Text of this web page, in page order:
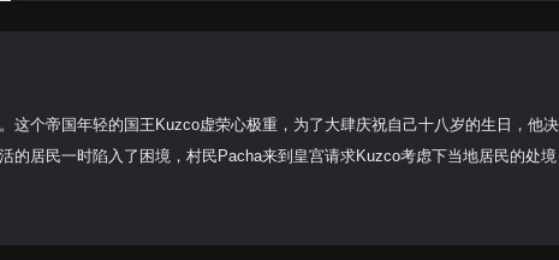
这个帝国年轻的国王Kuzco虚荣心极重，为了大肆庆祝自己十八岁的生日，他
的居民一时陷入了困境，村民Pacha来到皇宫请求Kuzco考虑下当地居民的处